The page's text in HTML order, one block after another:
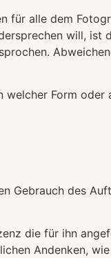
für alle dem
will, ist
welcher Form
Gebrauch des
die für ihn
Andenken,